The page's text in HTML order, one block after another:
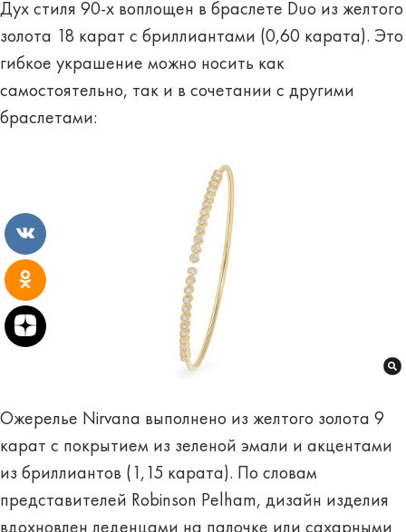
Дух стиля 90-х воплощен в браслете Duo из желтого
золота 18 карат с бриллиантами (0,60 карата). Это
гибкое украшение можно носить как
самостоятельно, так и в сочетании с другими
браслетами:
Ожерелье Nirvana ​​выполнено из желтого золота 9
карат с покрытием из зеленой эмали и акцентами
из бриллиантов (1,15 карата). По словам
представителей Robinson Pelham, дизайн изделия
вдохновлен леденцами на палочке или сахарными